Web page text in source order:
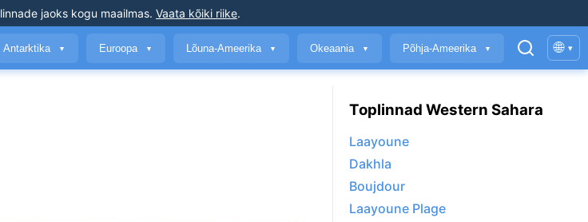
linnade jaoks kogu maailmas. Vaata kõiki riike.
Antarktika ▼ Euroopa ▼ Lõuna-Ameerika ▼ Okeaania ▼ Põhja-Ameerika ▼ 🌐 ▾
Toplinnad Western Sahara
Laayoune
Dakhla
Boujdour
Laayoune Plage